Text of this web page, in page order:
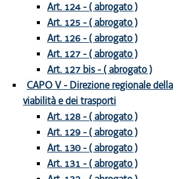
Art. 124 - ( abrogato )
Art. 125 - ( abrogato )
Art. 126 - ( abrogato )
Art. 127 - ( abrogato )
Art. 127 bis - ( abrogato )
CAPO V - Direzione regionale della
viabilità e dei trasporti
Art. 128 - ( abrogato )
Art. 129 - ( abrogato )
Art. 130 - ( abrogato )
Art. 131 - ( abrogato )